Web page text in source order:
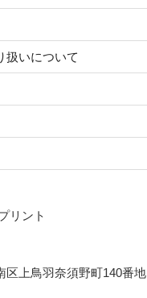
扱いについて
リント
区上鳥羽奈須野町140番地